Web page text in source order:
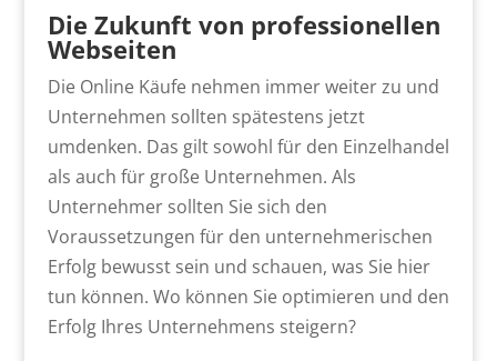
Die Zukunft von professionellen
Webseiten
Die Online Käufe nehmen immer weiter zu und
Unternehmen sollten spätestens jetzt
umdenken. Das gilt sowohl für den Einzelhandel
als auch für große Unternehmen. Als
Unternehmer sollten Sie sich den
Voraussetzungen für den unternehmerischen
Erfolg bewusst sein und schauen, was Sie hier
tun können. Wo können Sie optimieren und den
Erfolg Ihres Unternehmens steigern?